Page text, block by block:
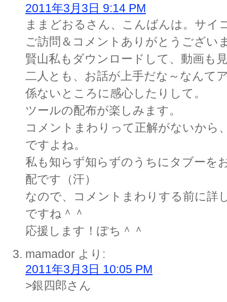
2011年3月3日 9:14 PM
ままどおるさん、こんばんは。サイ
ご訪問＆コメントありがとうござい
賢山私もダウンロードして、動画も
二人とも、お話が上手だな～なんて
係ないところに感心したりして。
ツールの配布が楽しみます。
コメントまわりって正解がないから
ですよね。
私も知らず知らずのうちにタブーを
配です（汗）
なので、コメントまわりする前に詳
ですね＾＾
応援します！ぽち＾＾
mamador より:
2011年3月3日 10:05 PM
>銀四郎さん